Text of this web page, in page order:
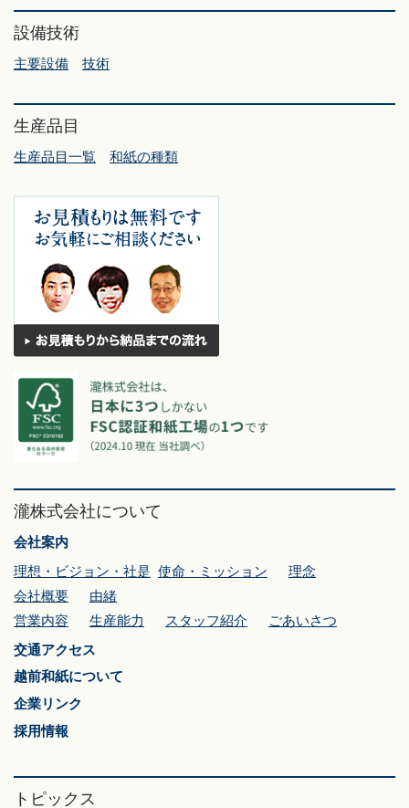
設備技術
主要設備 技術
生産品目
生産品目一覧 和紙の種類
瀧株式会社について
会社案内
理想・ビジョン・社是 使命・ミッション
理念
会社概要
由緒
営業内容
生産能力 スタッフ紹介
ごあいさつ
交通アクセス
越前和紙について
企業リンク
採用情報
トピックス